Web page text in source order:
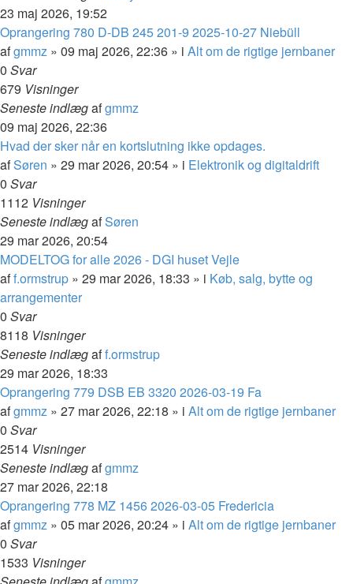
23 maj 2026, 19:52
Oprangering 780 D-DB 245 201-9 2025-10-27 Niebüll
afgmmz » 09 maj 2026, 22:36 » i Alt om de rigtige jernbaner
0 Svar
679 Visninger
Seneste indlægafgmmz
09 maj 2026, 22:36
Hvad der sker når en kortslutning ikke opdages.
afSøren » 29 mar 2026, 20:54 » i Elektronik og digitaldrift
0 Svar
1112 Visninger
Seneste indlægafSøren
29 mar 2026, 20:54
MODELTOG for alle 2026 - DGI huset Vejle
aff.ormstrup » 29 mar 2026, 18:33 » i Køb, salg, bytte og
arrangementer
0 Svar
8118 Visninger
Seneste indlægaff.ormstrup
29 mar 2026, 18:33
Oprangering 779 DSB EB 3320 2026-03-19 Fa
afgmmz » 27 mar 2026, 22:18 » i Alt om de rigtige jernbaner
0 Svar
2514 Visninger
Seneste indlægafgmmz
27 mar 2026, 22:18
Oprangering 778 MZ 1456 2026-03-05 Fredericia
afgmmz » 05 mar 2026, 20:24 » i Alt om de rigtige jernbaner
0 Svar
1533 Visninger